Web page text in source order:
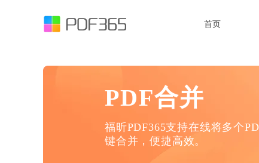
首页
PDF合并
福昕PDF365支持在线将多个
键合并，便捷高效。